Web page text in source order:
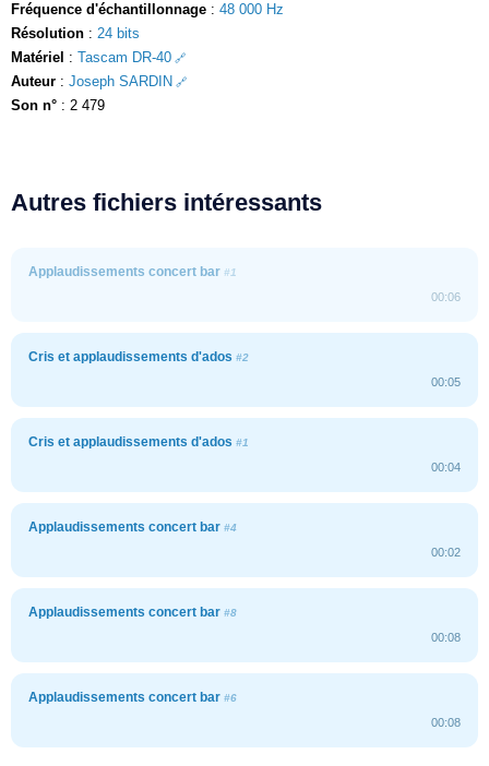
Fréquence d'échantillonnage : 48 000 Hz
Résolution : 24 bits
Matériel : Tascam DR-40
Auteur : Joseph SARDIN
Son n° : 2 479
Autres fichiers intéressants
Applaudissements concert bar #1
00:06
Cris et applaudissements d'ados #2
00:05
Cris et applaudissements d'ados #1
00:04
Applaudissements concert bar #4
00:02
Applaudissements concert bar #8
00:08
Applaudissements concert bar #6
00:08